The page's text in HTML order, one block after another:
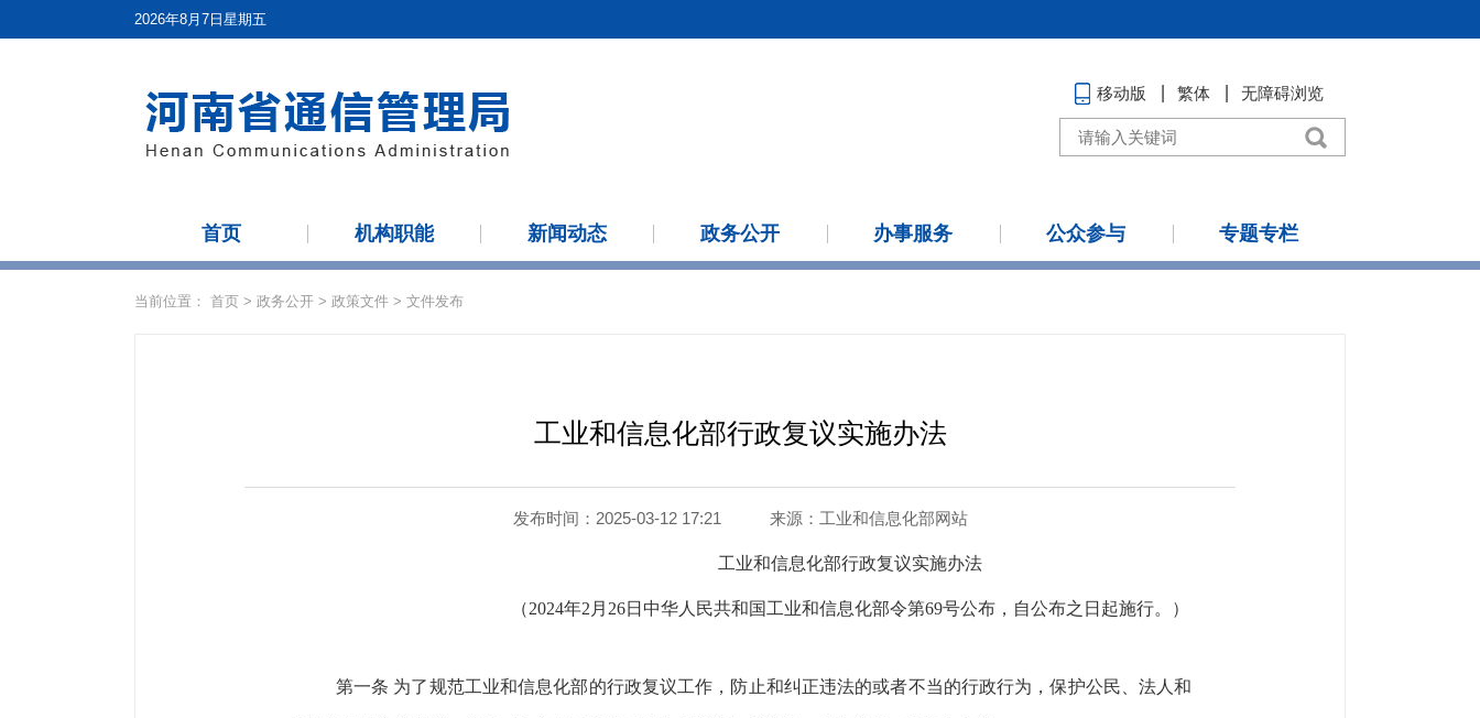
2026年8月7日星期五
移动版 繁体 无障碍浏览
首页 机构职能 新闻动态 政务公开 办事服务 公众参与 专题专栏
当前位置： 首页 > 政务公开 > 政策文件 > 文件发布
工业和信息化部行政复议实施办法
发布时间：2025-03-12 17:21 来源： 工业和信息化部网站
工业和信息化部行政复议实施办法
（2024年2月26日中华人民共和国工业和信息化部令第69号公布，自公布之日起施行。）
第一条 为了规范工业和信息化部的行政复议工作，防止和纠正违法的或者不当的行政行为，保护公民、法人和